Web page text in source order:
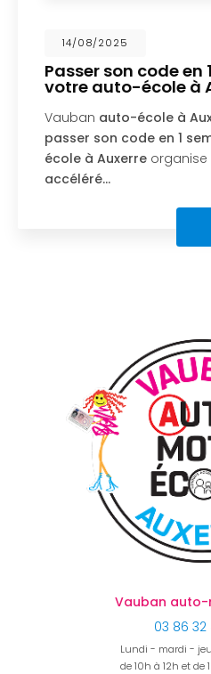
26/03/2025
Permis AM
avril
VAUBAN AUTO-ECOLE
prochainement de
quadricycle à Auxerre
DATES LES 9 ET 10 AVRIL
Vauban
03 86 32
Lundi - mardi -
de 10h à 12h et de